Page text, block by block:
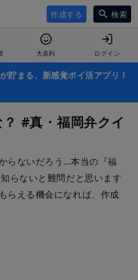
作成する 検索
大喜利 ログイン
貯まる、新感覚ポイ活アプリ！
#真・福岡弁クイ
らないだろう…本当の『福
らないと難問だと思います
らえる機会になれば、作成